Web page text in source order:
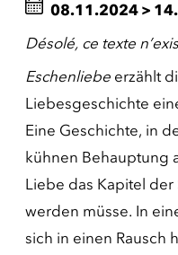
08.11.2024 >
Désolé, ce texte
Eschenliebe erzählt
Liebesgeschichte
Eine Geschichte, in
kühnen Behauptung
Liebe das Kapitel
werden müsse. In
sich in einen Rausch